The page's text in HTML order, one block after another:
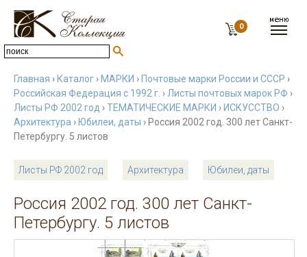
0
Главная › Каталог › МАРКИ › Почтовые марки России и СССР ›
Российская Федерация с 1992 г. › Листы почтовых марок РФ ›
Листы РФ 2002 год ›ТЕМАТИЧЕСКИЕ МАРКИ › ИСКУССТВО ›
Архитектура › Юбилеи, даты › Россия 2002 год. 300 лет Санкт-
Петербургу. 5 листов
Листы РФ 2002 год Архитектура Юбилеи, даты
Россия 2002 год. 300 лет Санкт-
Петербургу. 5 листов